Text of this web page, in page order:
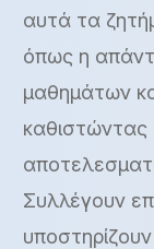
αυτά τα
όπως η
μαθημάτων
καθιστώντας
Συλλέγουν